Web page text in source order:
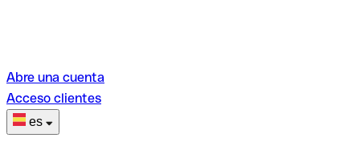
Abre una cuenta
Acceso clientes
es